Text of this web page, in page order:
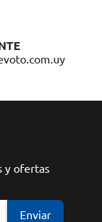
y ofertas
Enviar